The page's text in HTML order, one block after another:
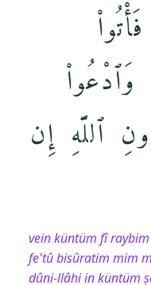
ٱللَّهِ إِن
vein küntüm fî
fe'tû bisûratim mim
dûni-llâhi in küntüm